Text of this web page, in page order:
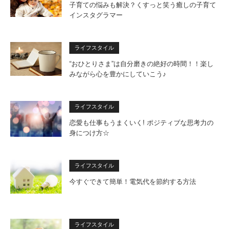
子育ての悩みも解決？くすっと笑う癒しの子育て
インスタグラマー
ライフスタイル
“おひとりさま”は自分磨きの絶好の時間！！楽し
みながら心を豊かにしていこう♪
ライフスタイル
恋愛も仕事もうまくいく! ポジティブな思考力の
身につけ方☆
ライフスタイル
今すぐできて簡単！電気代を節約する方法
ライフスタイル